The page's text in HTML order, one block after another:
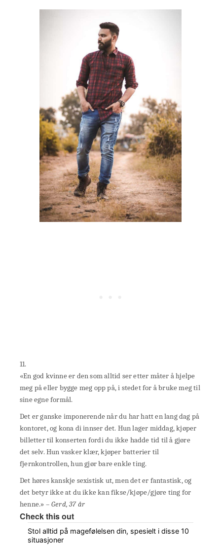
11.
«En god kvinne er den som alltid ser etter måter å hjelpe
meg på eller bygge meg opp på, i stedet for å bruke meg til
sine egne formål.
Det er ganske imponerende når du har hatt en lang dag på
kontoret, og kona di innser det. Hun lager middag, kjøper
billetter til konserten fordi du ikke hadde tid til å gjøre
det selv. Hun vasker klær, kjøper batterier til
fjernkontrollen, hun gjør bare enkle ting.
Det høres kanskje sexistisk ut, men det er fantastisk, og
det betyr ikke at du ikke kan fikse/kjøpe/gjøre ting for
henne.» – Gerd, 37 år
Check this out
Stol alltid på magefølelsen din, spesielt i disse 10
situasjoner